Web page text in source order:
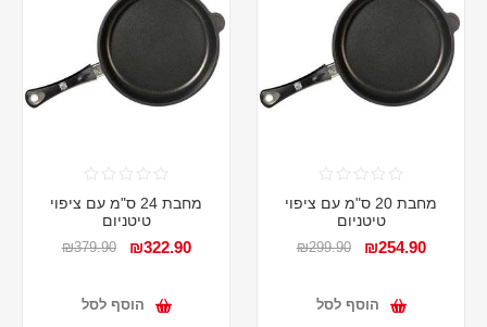
מחבת 20 ס"מ עם ציפוי
טיטניום
₪254.90
₪299.90
הוסף לסל
מחבת 24 ס"מ עם ציפוי
טיטניום
₪322.90
₪379.90
הוסף לסל